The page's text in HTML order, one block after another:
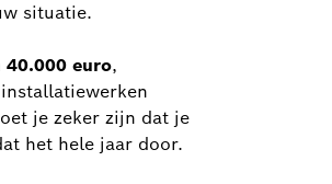
situatie.
40.000 euro,
je zeker zijn dat je
het hele jaar door.